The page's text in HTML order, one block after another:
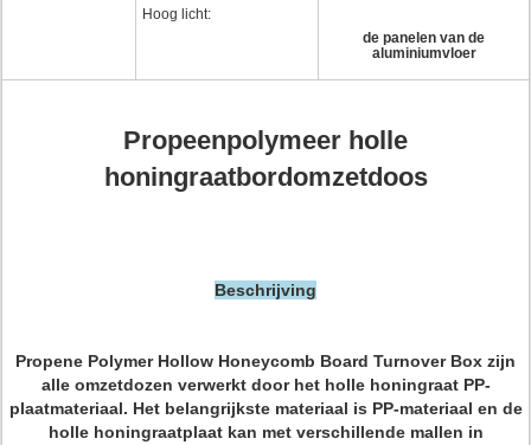
Hoog licht:
de panelen van de
aluminiumvloer
Propeenpolymeer holle
honingraatbordomzetdoos
Beschrijving
Propene Polymer Hollow Honeycomb Board Turnover Box zijn
alle omzetdozen verwerkt door het holle honingraat PP-
plaatmateriaal. Het belangrijkste materiaal is PP-materiaal en de
holle honingraatplaat kan met verschillende mallen in